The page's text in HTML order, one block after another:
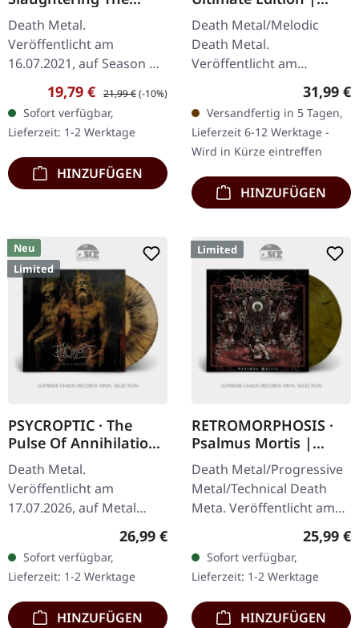
Faithful |
YELLOW/RED/ORANGE
LP
Death Metal.
Veröffentlicht am
16.07.2021, auf Season Of
Mist. Gelb/rot/orange
marmoriertes Vinyl.
Standard-Cover. Limited
auf 300
handnummerierte…
Verkaufspreis:
19,79 € Regulärer Preis:
21,99 €(-10%)
Sofort verfügbar,
Lieferzeit: 1-2 Werktage
HINZUFÜGEN
WHITE 2LP
Death Metal/Melodic
Death Metal.
Veröffentlicht am
21.11.2025, auf Earache
Records. Weißes Doppel-
Vinyl im Gatefold Cover.
Plastic Head exklusive…
31,99 €
Versandfertig in 5 Tagen,
Lieferzeit 6-12 Werktage -
Wird in Kürze eintreffen
HINZUFÜGEN
Neu
Limited
PSYCROPTIC · The
Pulse Of Annihilation
| SPLATTER LP
Death Metal.
Veröffentlicht am
17.07.2026, auf Metal
Blade Records. Gold
schwarzes Splatter-Vinyl
im Standard-Cover.
Limitiert auf 250
Exemplare.…
Regulärer Preis:
26,99 €
Sofort verfügbar,
Lieferzeit: 1-2 Werktage
HINZUFÜGEN
Limited
RETROMORPHOSIS ·
Psalmus Mortis |
LIME/BLACK MARBLED
LP
Death Metal/Progressive
Metal/Technical Death
Meta. Veröffentlicht am
16.05.2025, auf Season Of
Mist. Transparentes
Lime/Weiß/Schwarz
marmoriertes…
25,99 €
Sofort verfügbar,
Lieferzeit: 1-2 Werktage
HINZUFÜGEN